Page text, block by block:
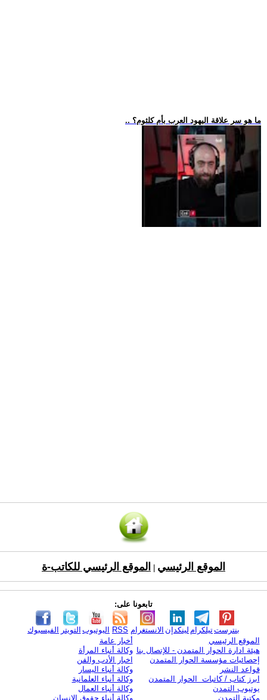
.. ما هو سر علاقة اليهود العرب بأم كلثوم؟
الموقع الرئيسي الموقع الرئيسي للكاتب-ة
تابعونا على:
الفيسبوك التويتر اليوتيوب RSS الانستغرام لينكدإن تيلكرامبنترست
الموقع الرئيسي
هيئة ادارة الحوار المتمدن - للإتصال بنا
إحصائيات مؤسسة الحوار المتمدن
قواعد النشر
ابرز كتاب / كاتبات الحوار المتمدن
يوتيوب التمدن
مكتبة التمدن
أخبار عامة
وكالة أنباء المرأة
اخبار الأدب والفن
وكالة أنباء اليسار
وكالة أنباء العلمانية
وكالة أنباء العمال
وكالة أنباء حقوق الإنسان